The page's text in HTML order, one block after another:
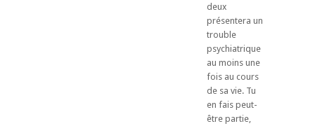
deux
présentera un
trouble
psychiatrique
au moins une
fois au cours
de sa vie. Tu
en fais peut-
être partie,